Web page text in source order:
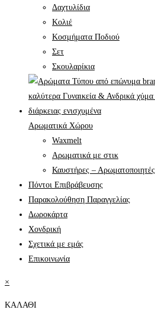
Δαχτυλίδια
Κολιέ
Κοσμήματα Ποδιού
Σετ
Σκουλαρίκια
Αρωματικά Χώρου
Waxmelt
Αρωματικά με στικ
Καυστήρες – Αρωματοποιητές
Πόντοι Επιβράβευσης
Παρακολούθηση Παραγγελίας
Δωροκάρτα
Χονδρική
Σχετικά με εμάς
Επικοινωνία
×
ΚΑΛΑΘΙ